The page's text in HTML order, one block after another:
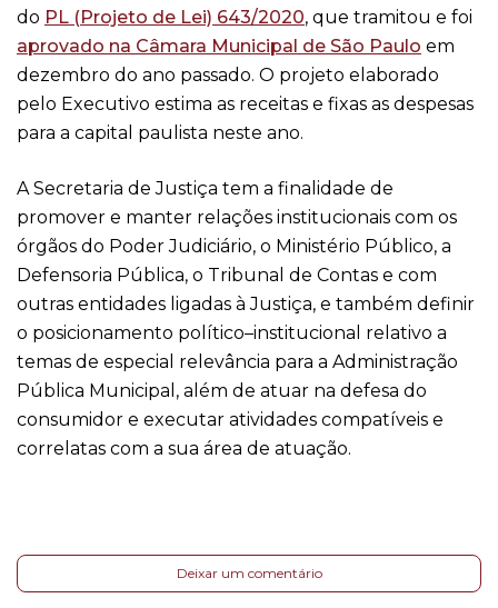
do PL (Projeto de Lei) 643/2020, que tramitou e foi
aprovado na Câmara Municipal de São Paulo em
dezembro do ano passado. O projeto elaborado
pelo Executivo estima as receitas e fixas as despesas
para a capital paulista neste ano.
A Secretaria de Justiça tem a finalidade de
promover e manter relações institucionais com os
órgãos do Poder Judiciário, o Ministério Público, a
Defensoria Pública, o Tribunal de Contas e com
outras entidades ligadas à Justiça, e também definir
o posicionamento político–institucional relativo a
temas de especial relevância para a Administração
Pública Municipal, além de atuar na defesa do
consumidor e executar atividades compatíveis e
correlatas com a sua área de atuação.
Deixar um comentário